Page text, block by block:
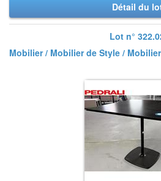
Détail du
Lot n°
Mobilier / Mobilier de Style /